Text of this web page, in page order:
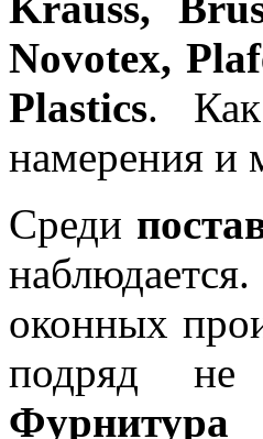
Novotex,
Plastics. Как
намерения и
Среди
оконных
подряд